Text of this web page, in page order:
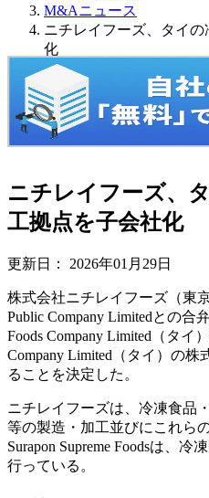
M&Aニュース
ニチレイフーズ、タイ
化
ニチレイフーズ、
工拠点を子会社化
更新日： 2026年01月29日
株式会社ニチレイフーズ（東
Public Company Limitedとの合
Foods Company Limited（タイ
Company Limited（タイ）の
ることを決定した。
ニチレイフーズは、冷凍食品
等の製造・加工並びにこれら
Surapon Supreme Foodsは、
行っている。